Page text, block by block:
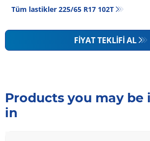
Tüm lastikler‎ 225/65 R17 102T
FIYAT TEKLIFI AL
Products you may be
in